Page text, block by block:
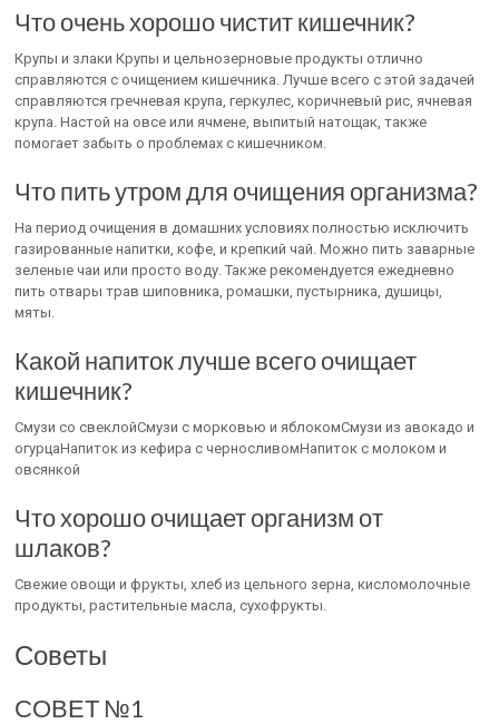
Что очень хорошо чистит кишечник?
Крупы и злаки Крупы и цельнозерновые продукты отлично
справляются с очищением кишечника. Лучше всего с этой задачей
справляются гречневая крупа, геркулес, коричневый рис, ячневая
крупа. Настой на овсе или ячмене, выпитый натощак, также
помогает забыть о проблемах с кишечником.
Что пить утром для очищения организма?
На период очищения в домашних условиях полностью исключить
газированные напитки, кофе, и крепкий чай. Можно пить заварные
зеленые чаи или просто воду. Также рекомендуется ежедневно
пить отвары трав шиповника, ромашки, пустырника, душицы,
мяты.
Какой напиток лучше всего очищает
кишечник?
Смузи со свеклойСмузи с морковью и яблокомСмузи из авокадо и
огурцаНапиток из кефира с черносливомНапиток с молоком и
овсянкой
Что хорошо очищает организм от
шлаков?
Свежие овощи и фрукты, хлеб из цельного зерна, кисломолочные
продукты, растительные масла, сухофрукты.
Советы
СОВЕТ №1